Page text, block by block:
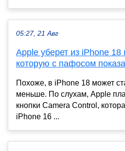
05:27, 21 Авг
Apple уберет из iPhone 18
которую с пафосом
Похоже, в iPhone 18 может
меньше. По слухам, Apple
кнопки Camera Control,
iPhone 16 ...